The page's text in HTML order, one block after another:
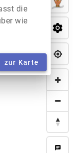
chat
die
wie
zur Karte